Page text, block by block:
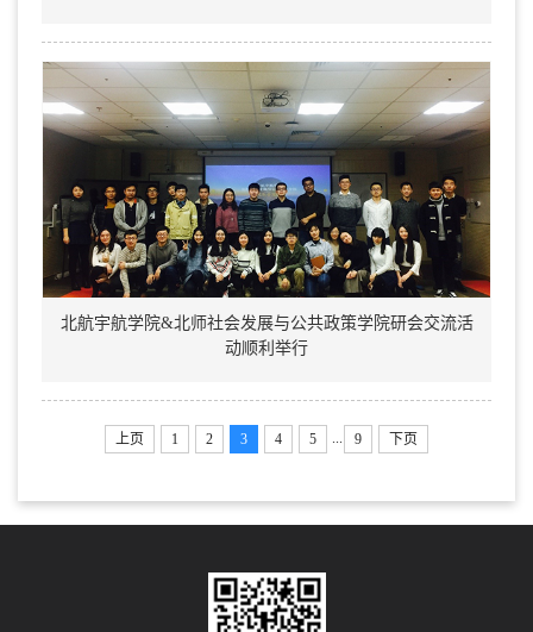
北航宇航学院&北师社会发展与公共政策学院研会交流活
动顺利举行
上页 1 2 3 4 5 9 下页